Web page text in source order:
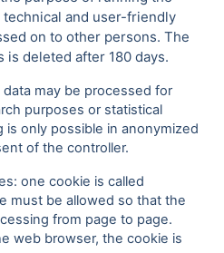
and user-friendly
on to other persons. The
is deleted after 180 days.
may be processed for
purposes or statistical
only possible in anonymized
of the controller.
one cookie is called
must be allowed so that the
from page to page.
web browser, the cookie is